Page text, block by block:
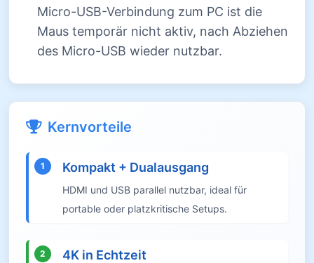
Micro-USB-Verbindung zum PC ist die
Maus temporär nicht aktiv, nach Abziehen
des Micro-USB wieder nutzbar.
Kernvorteile
1 Kompakt + Dualausgang
HDMI und USB parallel nutzbar, ideal für
portable oder platzkritische Setups.
2 4K in Echtzeit